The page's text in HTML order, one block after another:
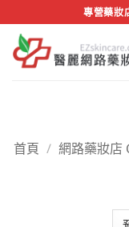
to
content
專營藥妝
首頁 / 網路藥妝店